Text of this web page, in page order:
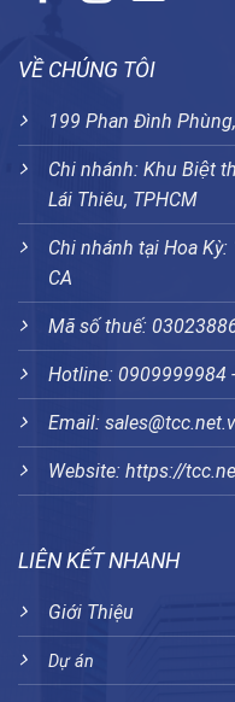
VỀ CHÚNG TÔI
199 Phan Đình
Chi nhánh: Khu Biệt
Lái Thiêu, TPHCM
Chi nhánh tại Hoa Kỳ:
CA
Mã số thuế:
Hotline: 0909999984
Email:
Website: https://
LIÊN KẾT NHANH
Giới Thiệu
Dự án